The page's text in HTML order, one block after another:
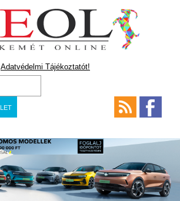
Adatvédelmi Tájékoztatót!